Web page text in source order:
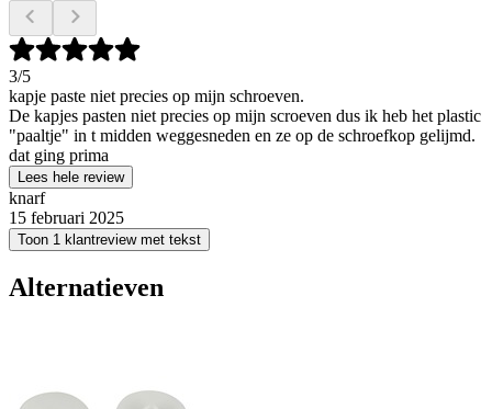
3/5
kapje paste niet precies op mijn schroeven.
De kapjes pasten niet precies op mijn scroeven dus ik heb het plastic
"paaltje" in t midden weggesneden en ze op de schroefkop gelijmd.
dat ging prima
Lees hele review
knarf
15 februari 2025
Toon 1 klantreview met tekst
Alternatieven